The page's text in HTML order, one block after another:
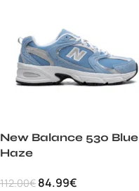
New Balance 530 Blue
Haze
112.00€ 84.99€